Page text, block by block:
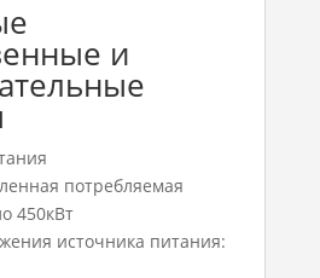
и
потребляемая
450кВт
источника питания: